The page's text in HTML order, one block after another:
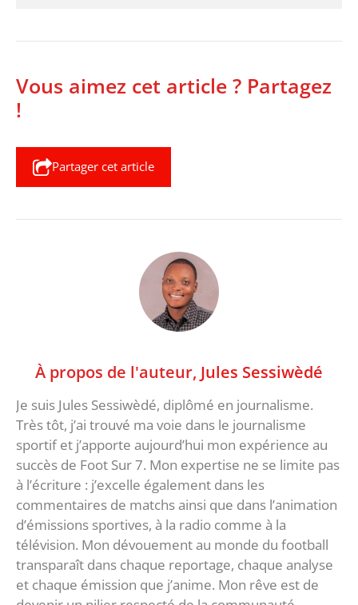
Vous aimez cet article ? Partagez
!
Partager cet article
À propos de l'auteur, Jules Sessiwèdé
Je suis Jules Sessiwèdé, diplômé en journalisme.
Très tôt, j’ai trouvé ma voie dans le journalisme
sportif et j’apporte aujourd’hui mon expérience au
succès de Foot Sur 7. Mon expertise ne se limite pas
à l’écriture : j’excelle également dans les
commentaires de matchs ainsi que dans l’animation
d’émissions sportives, à la radio comme à la
télévision. Mon dévouement au monde du football
transparaît dans chaque reportage, chaque analyse
et chaque émission que j’anime. Mon rêve est de